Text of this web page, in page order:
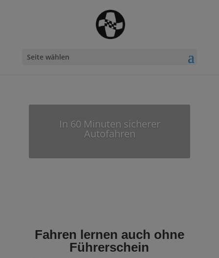
Seite wählen
In 60 Minuten sicherer
Autofahren
Fahren lernen auch ohne
Führerschein